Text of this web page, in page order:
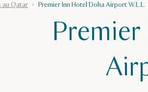
au Qatar Premier Inn Hotel Doha Airport W.L.L.